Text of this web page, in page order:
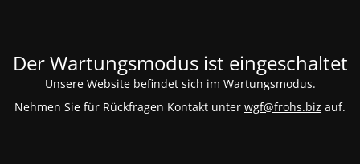
Der Wartungsmodus ist eingeschaltet
Unsere Website befindet sich im Wartungsmodus.
Nehmen Sie für Rückfragen Kontakt unter wgf@frohs.biz auf.